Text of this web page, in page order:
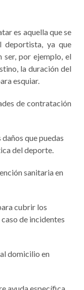
es aquella que se
deportista, ya que
ser, por ejemplo, el
la duración del
esquiar.
de contratación
que puedas
del deporte.
sanitaria en
cubrir los
de incidentes
domicilio en